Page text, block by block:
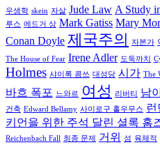
우생학 skein 자살 Jude Law A Study
루스 에드거 상 Mark Gatiss Mary
Conan Doyle 제국주의 자본가
The House of Fear Irene Adler 도둑까치
Holmes 샤이록 콤쓰 대성당 시가 The
바흐 폭포
느와르 여성 리버티 남
건축 Edward Bellamy 사이로구 홀우무스 런
키언을 위한 주석 달린 셜록 홈
Reichenbach Fall
최종 문제 거위 섬 육체적